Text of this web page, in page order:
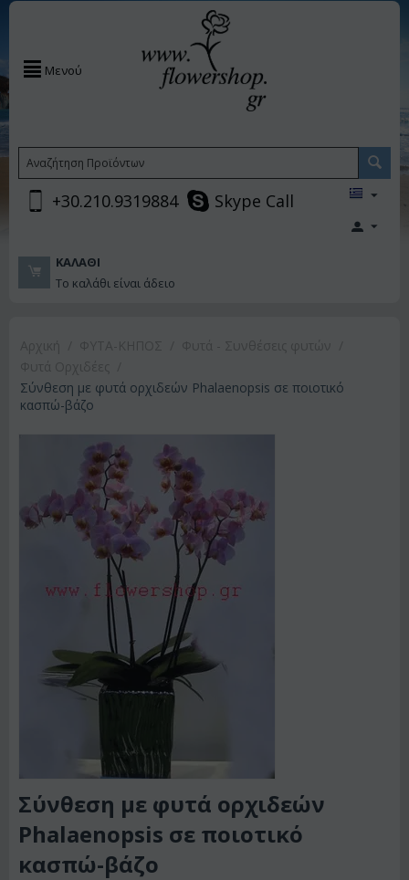
Μενού
+30.210.9319884 Skype Call
ΚΑΛΆΘΙ
Το καλάθι είναι άδειο
Σύνθεση με φυτά ορχιδεών Phalaenopsis σε ποιοτικό
κασπώ-βάζο
Σύνθεση με φυτά ορχιδεών
Phalaenopsis σε ποιοτικό
κασπώ-βάζο